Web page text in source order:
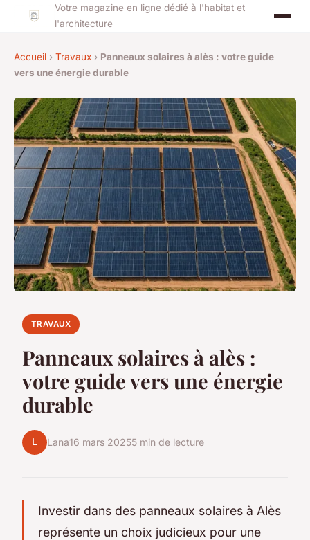
Votre magazine en ligne dédié à l'habitat et
l'architecture
Accueil › Travaux › Panneaux solaires à alès : votre guide
vers une énergie durable
TRAVAUX
Panneaux solaires à alès :
votre guide vers une énergie
durable
L Lana16 mars 20255 min de lecture
Investir dans des panneaux solaires à Alès
représente un choix judicieux pour une